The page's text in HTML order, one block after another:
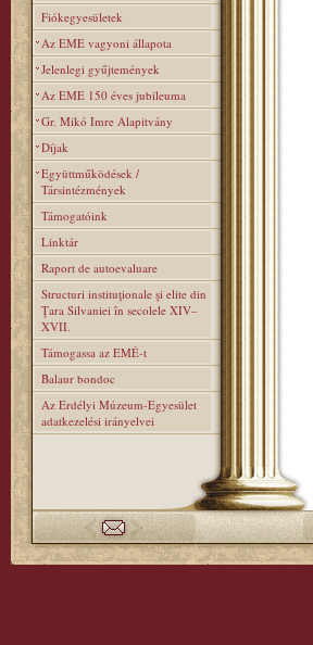
Fiókegyesületek
Az EME vagyoni állapota
Jelenlegi gyűjtemények
Az EME 150 éves jubileuma
Gr. Mikó Imre Alapitvány
Díjak
Együttműködések /
Társintézmények
Támogatóink
Linktár
Raport de autoevaluare
Structuri instituţionale şi elite din
Ţara Silvaniei în secolele XIV–
XVII.
Támogassa az EMÉ-t
Balaur bondoc
Az Erdélyi Múzeum-Egyesület
adatkezelési irányelvei